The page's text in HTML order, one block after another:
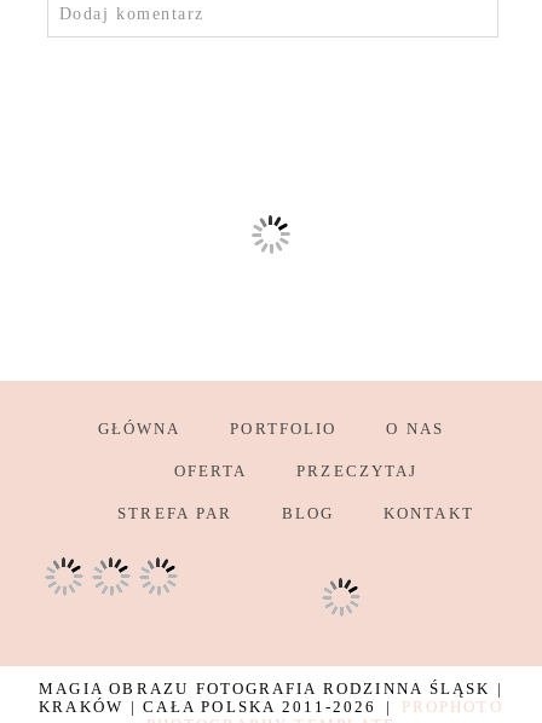
Dodaj komentarz
GŁÓWNA PORTFOLIO O NAS
OFERTA PRZECZYTAJ
STREFA PAR BLOG KONTAKT
MAGIA OBRAZU FOTOGRAFIA RODZINNA ŚLĄSK |
KRAKÓW | CAŁA POLSKA 2011-2026
|
PROPHOTO